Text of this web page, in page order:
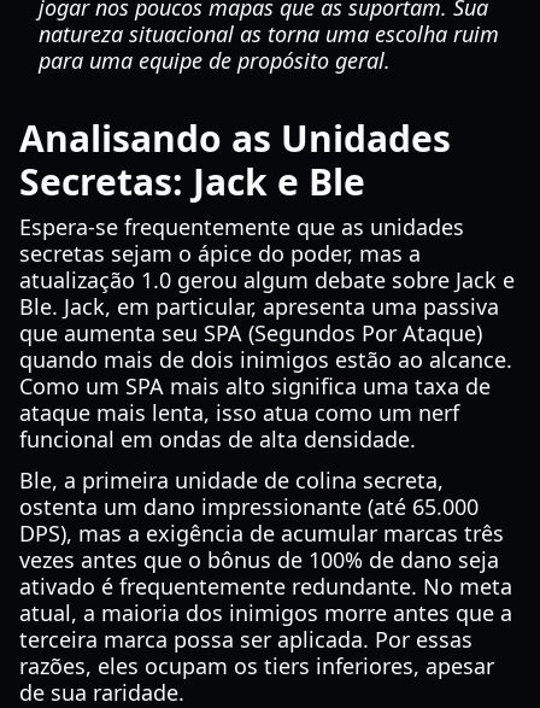
jogar nos poucos mapas que as suportam. Sua
natureza situacional as torna uma escolha ruim
para uma equipe de propósito geral.
Analisando as Unidades
Secretas: Jack e Ble
Espera-se frequentemente que as unidades
secretas sejam o ápice do poder, mas a
atualização 1.0 gerou algum debate sobre Jack e
Ble. Jack, em particular, apresenta uma passiva
que aumenta seu SPA (Segundos Por Ataque)
quando mais de dois inimigos estão ao alcance.
Como um SPA mais alto significa uma taxa de
ataque mais lenta, isso atua como um nerf
funcional em ondas de alta densidade.
Ble, a primeira unidade de colina secreta,
ostenta um dano impressionante (até 65.000
DPS), mas a exigência de acumular marcas três
vezes antes que o bônus de 100% de dano seja
ativado é frequentemente redundante. No meta
atual, a maioria dos inimigos morre antes que a
terceira marca possa ser aplicada. Por essas
razões, eles ocupam os tiers inferiores, apesar
de sua raridade.